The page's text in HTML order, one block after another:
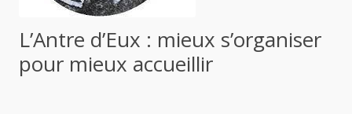
L’Antre d’Eux : mieux s’organiser
pour mieux accueillir